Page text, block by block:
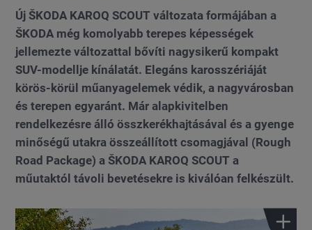
Új ŠKODA KAROQ SCOUT változata formájában a
ŠKODA még komolyabb terepes képességek
jellemezte változattal bővíti nagysikerű kompakt
SUV-modellje kínálatát. Elegáns karosszériáját
körös-körül műanyagelemek védik, a nagyvárosban
és terepen egyaránt. Már alapkivitelben
rendelkezésre álló összkerékhajtásával és a gyenge
minőségű utakra összeállított csomagjával (Rough
Road Package) a ŠKODA KAROQ SCOUT a
műutaktól távoli bevetésekre is kiválóan felkészült.